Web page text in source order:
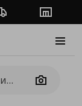
Проследяване на
Camera